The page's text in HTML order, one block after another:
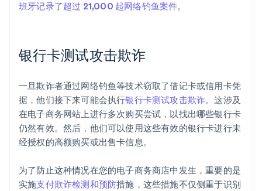
班牙记录了超过 21,000 起网络钓鱼案件。
银行卡测试攻击欺诈
一旦欺诈者通过网络钓鱼等技术窃取了借记卡或信用卡凭
据，他们接下来可能会执行银行卡测试攻击欺诈。这涉及
在电子商务网站上进行多次购买尝试，以找出哪些银行卡
仍然有效。然后，他们可以使用这些有效的银行卡进行未
经授权的高额购买或出售卡信息。
为了防止这种情况在您的电子商务商店中发生，重要的是
实施支付欺诈检测和预防措施，这些措施不仅侧重于识别